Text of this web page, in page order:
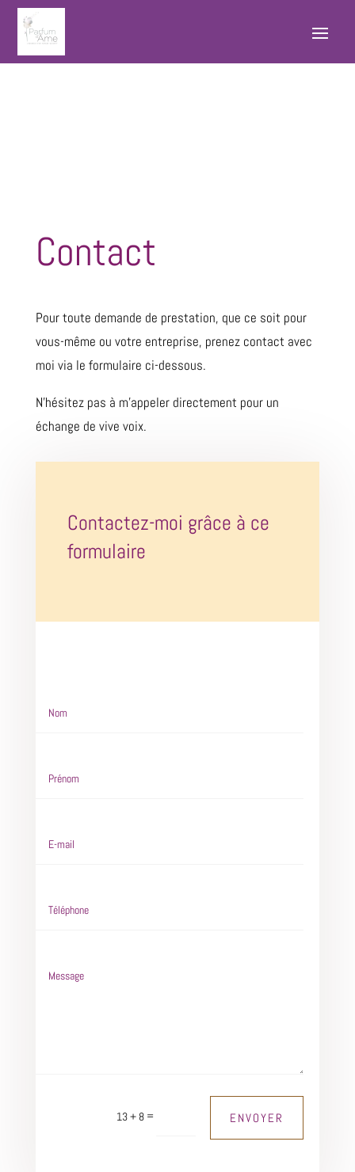
Contact
Pour toute demande de prestation, que ce soit pour
vous-même ou votre entreprise, prenez contact avec
moi via le formulaire ci-dessous.
N’hésitez pas à m’appeler directement pour un
échange de vive voix.
Contactez-moi grâce à ce
formulaire
13 + 8 = ENVOYER